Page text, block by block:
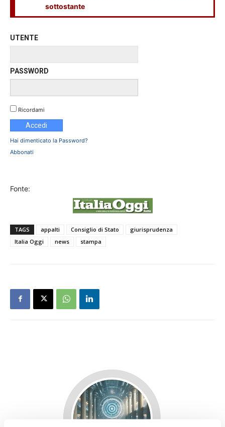
sottostante
UTENTE
PASSWORD
Ricordami
Hai dimenticato la Password?
Abbonati
Fonte:
TAGS appalti Consiglio di Stato
giurisprudenza
Italia Oggi
news stampa